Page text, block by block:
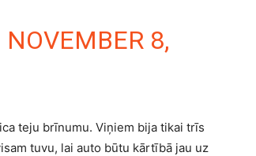
NOVEMBER 8,
teju brīnumu. Viņiem bija tikai trīs
tuvu, lai auto būtu kārtībā jau uz